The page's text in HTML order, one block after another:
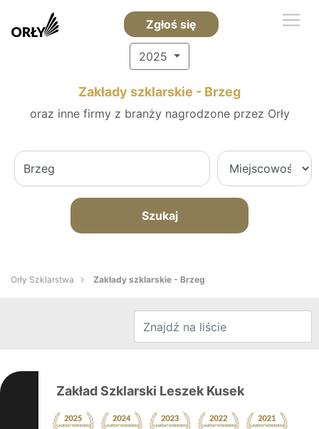
Zgłoś się
2025
Zakłady szklarskie - Brzeg
oraz inne firmy z branży nagrodzone przez Orły
Szukaj
Orły Szklarstwa Zakłady szklarskie - Brzeg
Zakład Szklarski Leszek Kusek